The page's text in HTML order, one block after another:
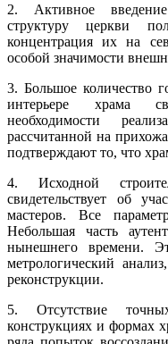
2. Активное введение
структуру церкви
концентрация их на
особой значимости
3. Большое количество
интерьере храма
необходимости
рассчитанной на
подтверждают то, что
4. Исходной
свидетельствует об
мастеров. Все
Небольшая часть
нынешнего времени.
метрологический
реконструкции.
5. Отсутствие
конструкциях и формах